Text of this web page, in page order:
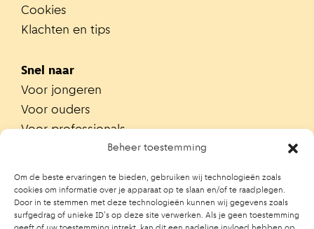
Beheer toestemming
Om de beste ervaringen te bieden, gebruiken wij technologieën zoals
cookies om informatie over je apparaat op te slaan en/of te raadplegen.
Door in te stemmen met deze technologieën kunnen wij gegevens zoals
surfgedrag of unieke ID's op deze site verwerken. Als je geen toestemming
Cookies
Klachten en tips
Snel naar
Voor jongeren
Voor ouders
Voor professionals
Zoek contactpersoon op school
Trainingen